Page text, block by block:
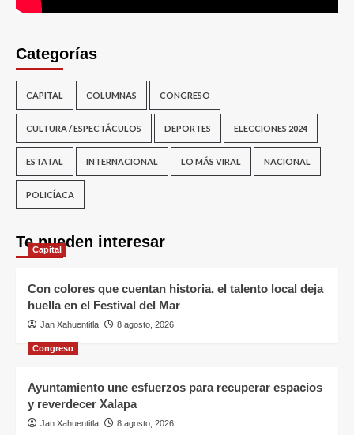
Categorías
CAPITAL COLUMNAS CONGRESO
CULTURA / ESPECTÁCULOS DEPORTES ELECCIONES 2024
ESTATAL INTERNACIONAL LO MÁS VIRAL NACIONAL
POLICÍACA
Te pueden interesar
Capital
Con colores que cuentan historia, el talento local deja
huella en el Festival del Mar
Jan Xahuentitla 8 agosto, 2026
Congreso
Ayuntamiento une esfuerzos para recuperar espacios
y reverdecer Xalapa
Jan Xahuentitla 8 agosto, 2026